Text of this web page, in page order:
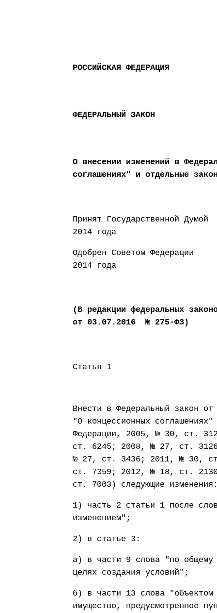
РОССИЙСКАЯ ФЕДЕРАЦИЯ
ФЕДЕРАЛЬНЫЙ ЗАКОН
О внесении изменений в
соглашениях" и отдельные
Принят
2014 года
Одобрен
2014 года
(В редакции федеральных
от 03.07.2016 № 275-ФЗ)
Статья 1
Внести в Федеральный закон
"О концессионных
Федерации, 2005, № 30, ст.
ст. 6245; 2008, № 27, ст.
№ 27, ст. 3436; 2011, № 30,
ст. 7359; 2012, № 18, ст.
ст. 7003) следующие
1) часть 2 статьи 1 после
изменением";
2) в статье 3:
а) в части 9 слова "по общему
целях создания условий";
б) в части 13 слова "объектом
имущество, предусмотренное